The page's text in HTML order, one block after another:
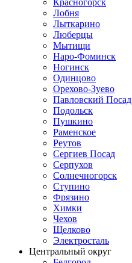
Красногорск
Лобня
Лыткарино
Люберцы
Мытищи
Наро-Фоминск
Ногинск
Одинцово
Орехово-Зуево
Павловский Посад
Подольск
Пушкино
Раменское
Реутов
Сергиев Посад
Серпухов
Солнечногорск
Ступино
Фрязино
Химки
Чехов
Щелково
Электросталь
Центральный округ